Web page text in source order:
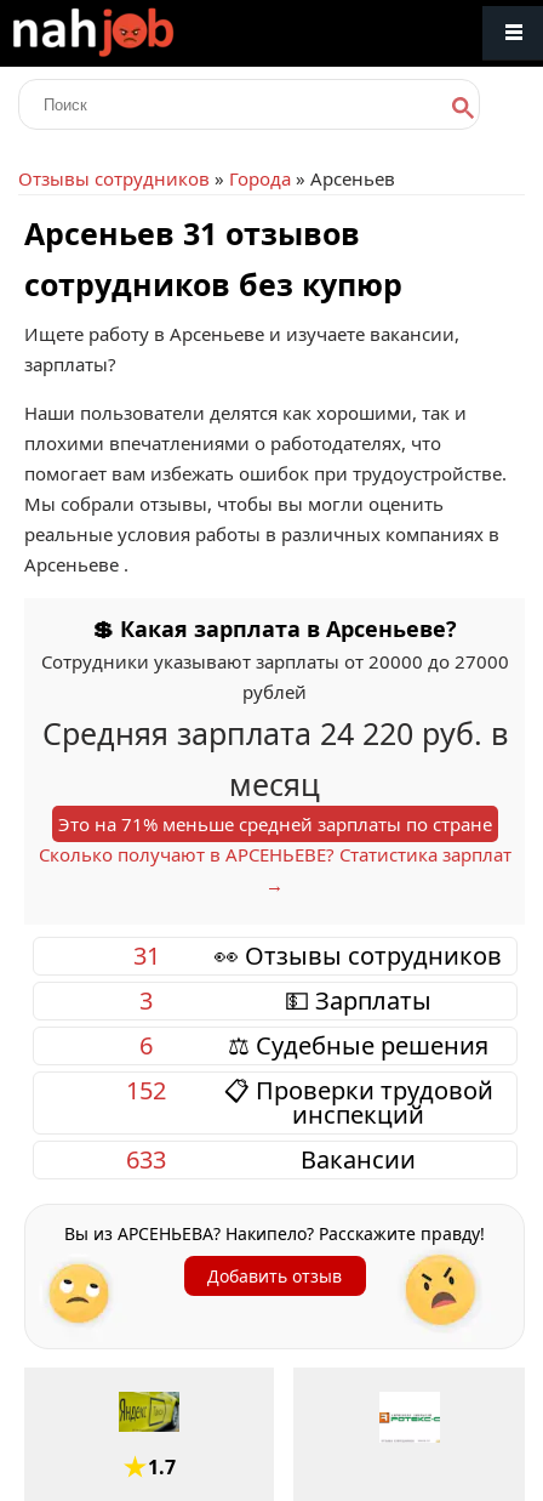
Отзывы сотрудников » Города » Арсеньев
Арсеньев 31 отзывов
сотрудников без купюр
Ищете работу в Арсеньеве и изучаете вакансии,
зарплаты?
Наши пользователи делятся как хорошими, так и
плохими впечатлениями о работодателях, что
помогает вам избежать ошибок при трудоустройстве.
Мы собрали отзывы, чтобы вы могли оценить
реальные условия работы в различных компаниях в
Арсеньеве .
💲 Какая зарплата в Арсеньеве?
Сотрудники указывают зарплаты от 20000 до 27000
рублей
Средняя зарплата 24 220 руб. в
месяц
Это на 71% меньше средней зарплаты по стране
Сколько получают в АРСЕНЬЕВЕ? Статистика зарплат
→
👀 Отзывы сотрудников
31
💵 Зарплаты
3
⚖️ Судебные решения
6
📋 Проверки трудовой
инспекций
152
Вакансии
633
Вы из АРСЕНЬЕВА? Накипело? Расскажите правду!
Добавить отзыв
1.7